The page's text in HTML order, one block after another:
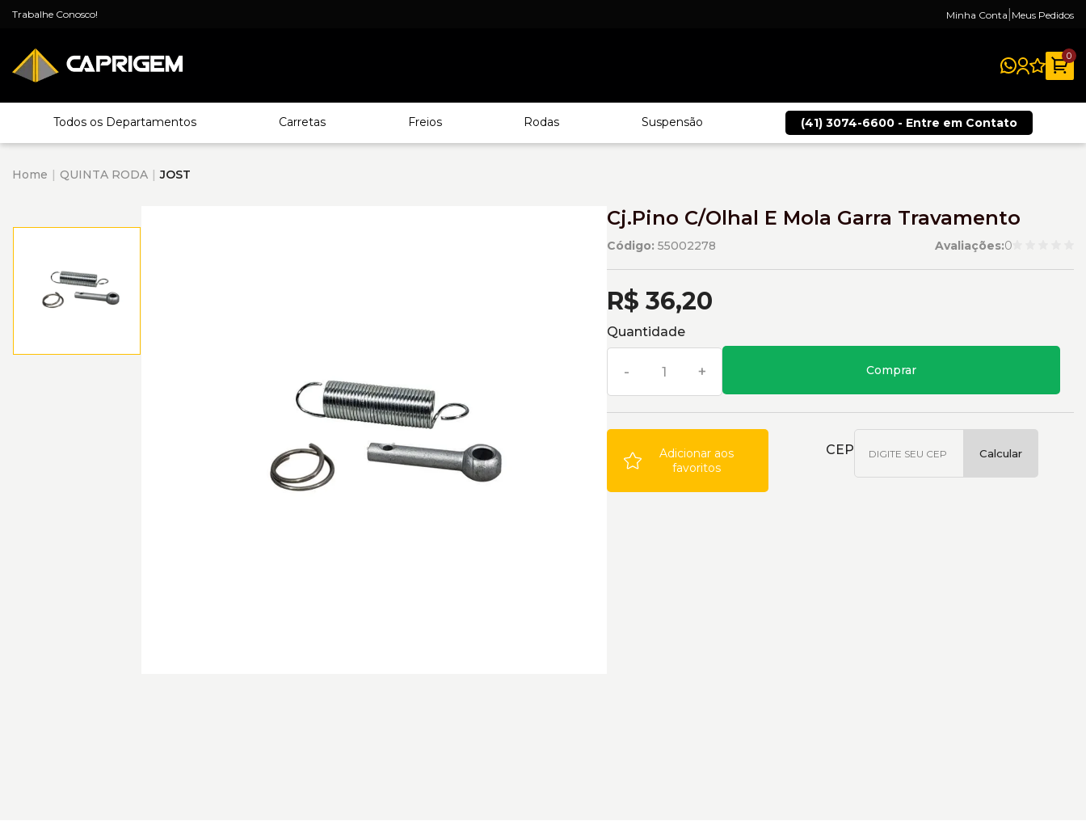
Trabalhe Conosco! Minha Conta Meus Pedidos
0
Todos os Departamentos Carretas Freios Rodas Suspensão (41) 3074-6600 - Entre em Contato
Home QUINTA RODA JOST
Cj.Pino C/Olhal E Mola Garra Travamento
Código: 55002278 Avaliações:0
R$ 36,20
Quantidade
- + Comprar
Adicionar aos
favoritos
CEP Calcular